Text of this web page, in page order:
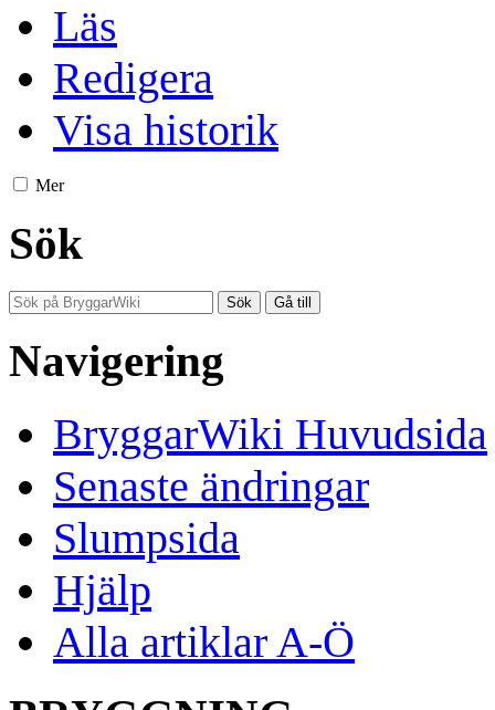
Läs
Redigera
Visa historik
Mer
Sök
Navigering
BryggarWiki Huvudsida
Senaste ändringar
Slumpsida
Hjälp
Alla artiklar A-Ö